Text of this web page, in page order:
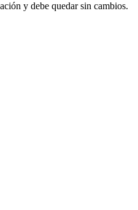
y debe quedar sin cambios.